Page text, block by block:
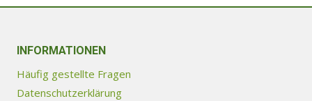
INFORMATIONEN
Häufig gestellte Fragen
Datenschutzerklärung